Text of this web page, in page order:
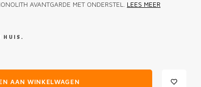
AVANTGARDE MET ONDERSTEL. LEES MEER
HUIS.
AAN WINKELWAGEN